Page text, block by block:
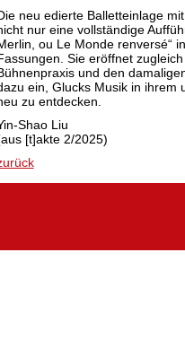
neu edierte Balletteinlage
nur eine vollständige
ou Le Monde renversé“
Sie eröffnet
und den
ein, Glucks Musik in ihrem
zu entdecken.
Shao Liu
[t]akte 2/2025)